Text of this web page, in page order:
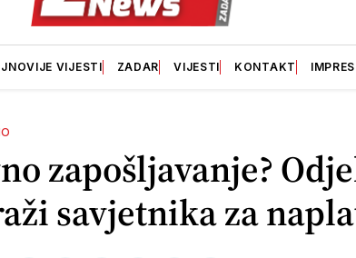
VIJESTI ZADAR VIJESTI KONTAKT
zapošljavanje?
savjetnika za